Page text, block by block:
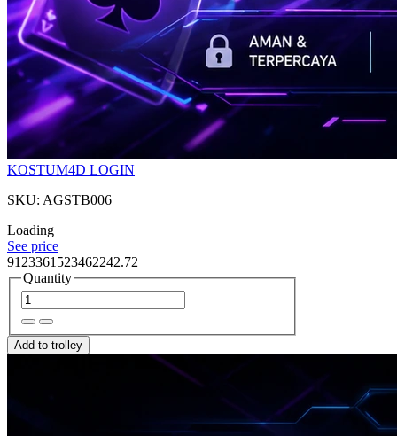
KOSTUM4D LOGIN
SKU: AGSTB006
Loading
See price
9123361523462242.72
Quantity
Add to trolley